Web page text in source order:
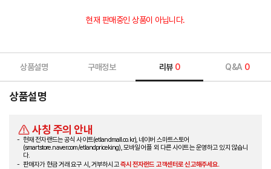
현재 판매중인 상품이 아닙니다.
상품설명 구매정보 리뷰 0 Q&A 0
상품설명
사칭 주의 안내
현재 전자랜드는 공식 사이트(etlandmall.co.kr), 네이버 스마트스토어
(smartstore.naver.com/etlandpriceking), 모바일 어플 외 다른 사이트는 운영하고 있지 않습니
다.
판매자가 현금 거래 요구 시, 거부하시고즉시 전자랜드 고객센터로 신고해주세요.